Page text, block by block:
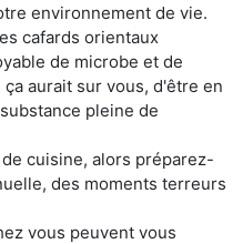
environnement de vie.
cafards orientaux
de microbe et de
aurait sur vous, d'être en
pleine de
cuisine, alors préparez-
des moments terreurs
vous peuvent vous